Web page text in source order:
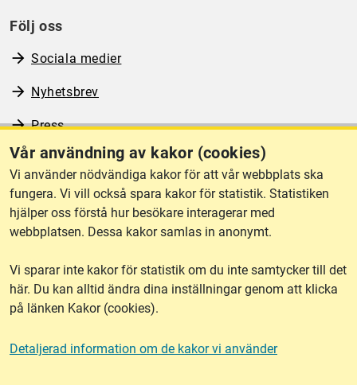
Vår användning av kakor (cookies)
Vi använder nödvändiga kakor för att vår webbplats ska
fungera. Vi vill också spara kakor för statistik. Statistiken
hjälper oss förstå hur besökare interagerar med
webbplatsen. Dessa kakor samlas in anonymt.
Vi sparar inte kakor för statistik om du inte samtycker till det
här. Du kan alltid ändra dina inställningar genom att klicka
på länken Kakor (cookies).
Detaljerad information om de kakor vi använder
Följ oss
Sociala medier
Nyhetsbrev
Press
RSS
Om webbplatsen
Tillgänglighet
Other languages
Kakor (cookies)